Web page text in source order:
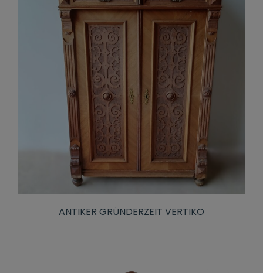
ANTIKER GRÜNDERZEIT VERTIKO